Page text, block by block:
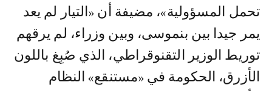
تحمل المسؤولية»، مضيفة أن «التيار لم يعد
يمر جيدا بين بنموسى، وبين وزراء، لم يرقهم
توريط الوزير التقنوقراطي، الذي صُبِغ باللون
الأزرق، الحكومة في «مستنقع» النظام